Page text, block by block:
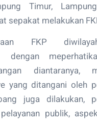
Timur,
sepakat melakukan
FKP
diantaranya,
yang ditangani oleh
juga dilakukan,
publik,